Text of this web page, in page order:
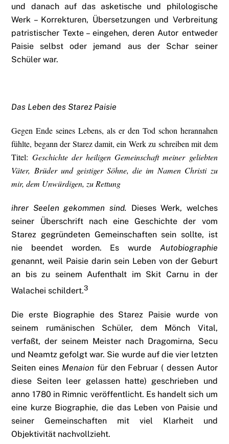
und danach auf das asketische und philologische
Werk – Korrekturen, Übersetzungen und Verbreitung
patristischer Texte – eingehen, deren Autor entweder
Paisie selbst oder jemand aus der Schar seiner
Schüler war.
Das Leben des Starez Paisie
Gegen Ende seines Lebens, als er den Tod schon herannahen
fühlte, begann der Starez damit, ein Werk zu schreiben mit dem
Titel: Geschichte der heiligen Gemeinschaft meiner geliebten
Väter, Brüder und geistiger Söhne, die im Namen Christi zu
mir, dem Unwürdigen, zu Rettung
ihrer Seelen gekommen sind. Dieses Werk, welches
seiner Überschrift nach eine Geschichte der vom
Starez gegründeten Gemeinschaften sein sollte, ist
nie beendet worden. Es wurde Autobiographie
genannt, weil Paisie darin sein Leben von der Geburt
an bis zu seinem Aufenthalt im Skit Carnu in der
Walachei schildert.3
Die erste Biographie des Starez Paisie wurde von
seinem rumänischen Schüler, dem Mönch Vital,
verfaßt, der seinem Meister nach Dragomirna, Secu
und Neamtz gefolgt war. Sie wurde auf die vier letzten
Seiten eines Menaion für den Februar ( dessen Autor
diese Seiten leer gelassen hatte) geschrieben und
anno 1780 in Rimnic veröffentlicht. Es handelt sich um
eine kurze Biographie, die das Leben von Paisie und
seiner Gemeinschaften mit viel Klarheit und
Objektivität nachvollzieht.